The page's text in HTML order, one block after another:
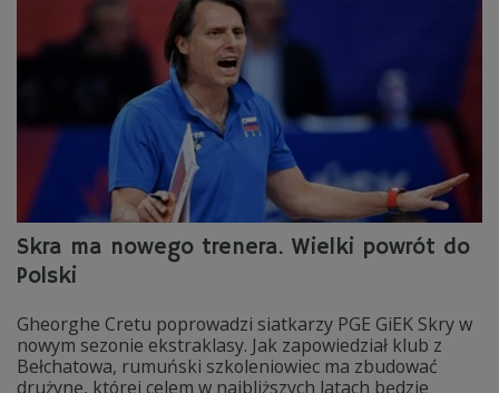
Skra ma nowego trenera. Wielki powrót do
Polski
Gheorghe Cretu poprowadzi siatkarzy PGE GiEK Skry w
nowym sezonie ekstraklasy. Jak zapowiedział klub z
Bełchatowa, rumuński szkoleniowiec ma zbudować
drużynę, której celem w najbliższych latach będzie